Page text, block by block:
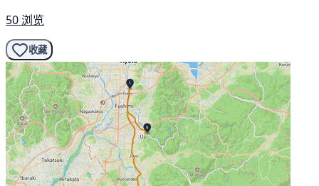
50 浏览
收藏